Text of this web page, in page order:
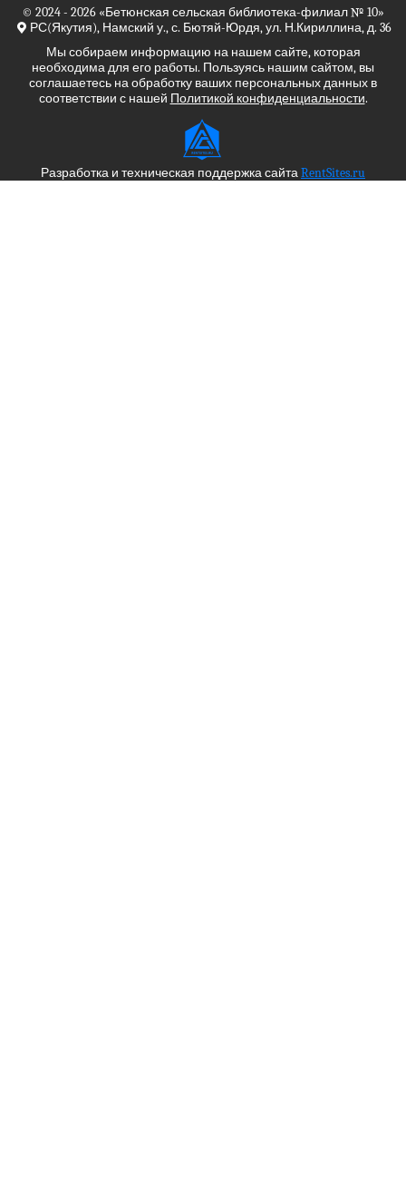
© 2024 - 2026 «Бетюнская сельская библиотека-филиал № 10»
РС(Якутия), Намский у., с. Бютяй-Юрдя, ул. Н.Кириллина, д. 36
Мы собираем информацию на нашем сайте, которая
необходима для его работы. Пользуясь нашим сайтом, вы
соглашаетесь на обработку ваших персональных данных в
соответствии с нашей Политикой конфиденциальности.
Разработка и техническая поддержка сайтаRentSites.ru